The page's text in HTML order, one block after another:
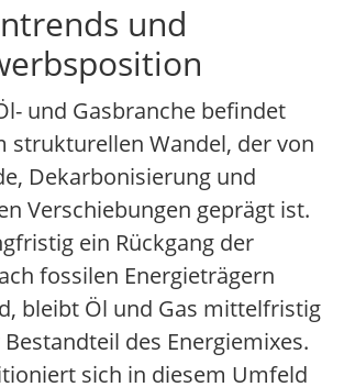
und
und Gasbranche befindet
strukturellen Wandel, der von
Dekarbonisierung und
Verschiebungen geprägt ist.
ein Rückgang der
fossilen Energieträgern
bleibt Öl und Gas mittelfristig
des Energiemixes.
sich in diesem Umfeld